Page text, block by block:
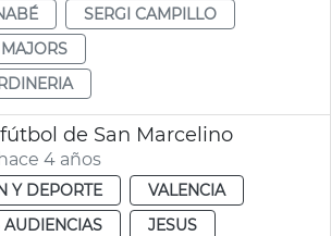
SERGI CAMPILLO
de San Marcelino
4 años
Y DEPORTE
VALENCIA
JESUS